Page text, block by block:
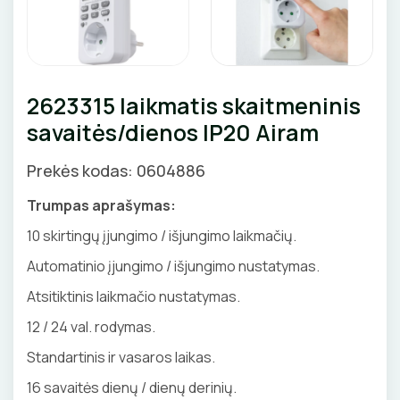
Pirties apšvietimas
Augalų apšvietimas
Valdikliai, pulteliai
Judesio davikliai
GNYBTAI
ANTGALIAI
KABELIAI, LAIDAI
IZOLIACINĖS JUOSTOS
SANDARIKLIAI
TERMO VAMZDELIAI, PIRŠTINĖS
TVIRTINIMO DETALĖS
GRINDINĖS DĖŽUTĖS
Priedai
SKAITIKLIAI
APSAUGA NUO VIRŠĮTAMPIŲ
VARIKLIO JUNGIKLIAI
IŠMANŪS NAMAI
DŪMŲ DETEKTORIAI
SROVĖS TRANSFORMATORIAI
2623315 laikmatis skaitmeninis
savaitės/dienos IP20 Airam
Prekės kodas: 0604886
Trumpas aprašymas:
10 skirtingų įjungimo / išjungimo laikmačių.
Automatinio įjungimo / išjungimo nustatymas.
Atsitiktinis laikmačio nustatymas.
12 / 24 val. rodymas.
Standartinis ir vasaros laikas.
16 savaitės dienų / dienų derinių.